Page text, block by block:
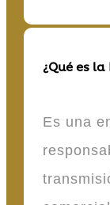
¿Qué es la
Es una